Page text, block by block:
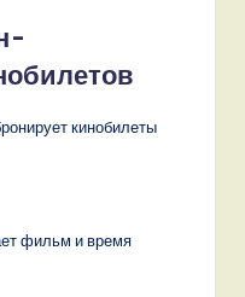
кинобилеты
фильм и время